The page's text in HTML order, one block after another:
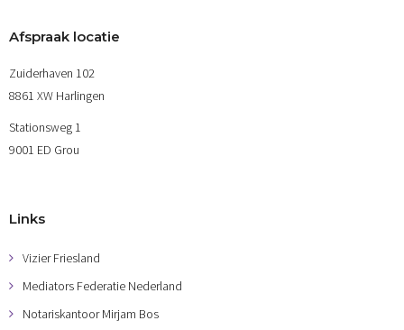
Afspraak locatie
Zuiderhaven 102
8861 XW Harlingen
Stationsweg 1
9001 ED Grou
Links
Vizier Friesland
Mediators Federatie Nederland
Notariskantoor Mirjam Bos